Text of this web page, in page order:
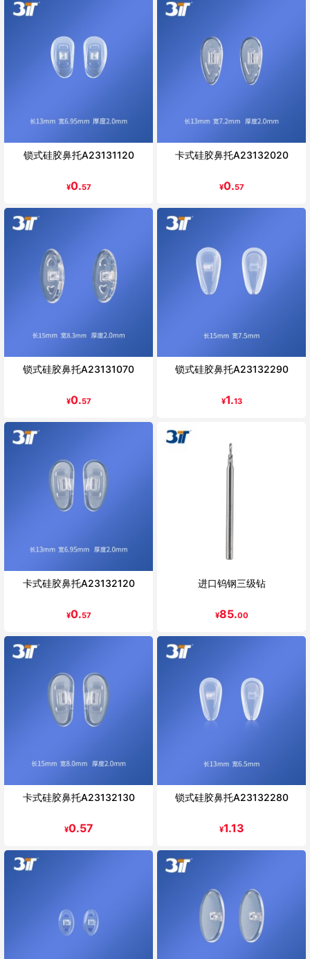
锁式硅胶鼻托A23131120
¥0.57
卡式硅胶鼻托A23132020
¥0.57
锁式硅胶鼻托A23131070
¥0.57
锁式硅胶鼻托A23132290
¥1.13
卡式硅胶鼻托A23132120
¥0.57
进口钨钢三级钻
¥85.00
卡式硅胶鼻托A23132130
¥0.57
锁式硅胶鼻托A23132280
¥1.13